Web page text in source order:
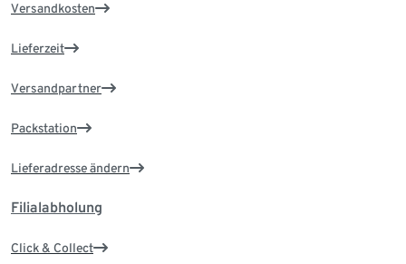
Versandkosten
Lieferzeit
Versandpartner
Packstation
Lieferadresse ändern
Filialabholung
Click & Collect